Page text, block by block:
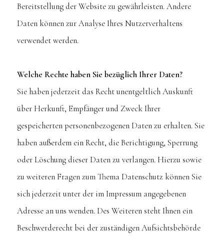
Bereitstellung der Website zu gewährleisten. Andere
Daten können zur Analyse Ihres Nutzerverhaltens
verwendet werden.
Welche Rechte haben Sie bezüglich Ihrer Daten?
Sie haben jederzeit das Recht unentgeltlich Auskunft
über Herkunft, Empfänger und Zweck Ihrer
gespeicherten personenbezogenen Daten zu erhalten. Sie
haben außerdem ein Recht, die Berichtigung, Sperrung
oder Löschung dieser Daten zu verlangen. Hierzu sowie
zu weiteren Fragen zum Thema Datenschutz können Sie
sich jederzeit unter der im Impressum angegebenen
Adresse an uns wenden. Des Weiteren steht Ihnen ein
Beschwerderecht bei der zuständigen Aufsichtsbehörde